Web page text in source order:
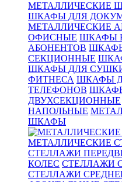
МЕТАЛЛИЧЕСКИЕ
ШКАФЫ ДЛЯ
МЕТАЛЛИЧЕСКИЕ
ОФИСНЫЕ ШКАФЫ
АБОНЕНТОВ
СЕКЦИОННЫЕ
ШКАФЫ ДЛЯ
ФИТНЕСА ШКАФЫ
ТЕЛЕФОНОВ
ДВУХСЕКЦИОННЫЕ
НАПОЛЬНЫЕ
ШКАФЫ
МЕТАЛЛИЧЕСКИЕ
СТЕЛЛАЖИ
КОЛЕС СТЕЛЛАЖИ
СТЕЛЛАЖИ